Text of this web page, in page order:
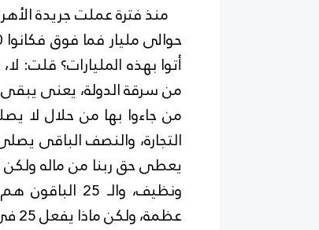
منذ فترة عملت جريدة
من جاءوا بها من حلال لا
يعطى حق ربنا من ماله
ونظيف، والـ
عظمة، ولكن ماذا يفعل 25 في سبعين مليونا .